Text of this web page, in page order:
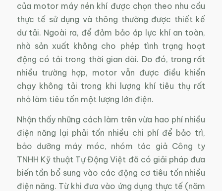
của motor máy nén khí được chọn theo nhu cầu
thực tế sử dụng và thông thường được thiết kế
dư tải. Ngoài ra, để đảm bảo áp lực khí an toàn,
nhà sản xuất không cho phép tình trạng hoạt
động có tải trong thời gian dài. Do đó, trong rất
nhiều trường hợp, motor vẫn được điều khiển
chạy không tải trong khi lượng khí tiêu thụ rất
nhỏ làm tiêu tốn một lượng lớn điện.
Nhận thấy những cách làm trên vừa hao phí nhiều
điện năng lại phải tốn nhiều chi phí để bảo trì,
bảo dưỡng máy móc, nhóm tác giả Công ty
TNHH Kỹ thuật Tự Động Việt đã có giải pháp đưa
biến tần bổ sung vào các động cơ tiêu tốn nhiều
điện năng. Từ khi đưa vào ứng dụng thực tế (năm